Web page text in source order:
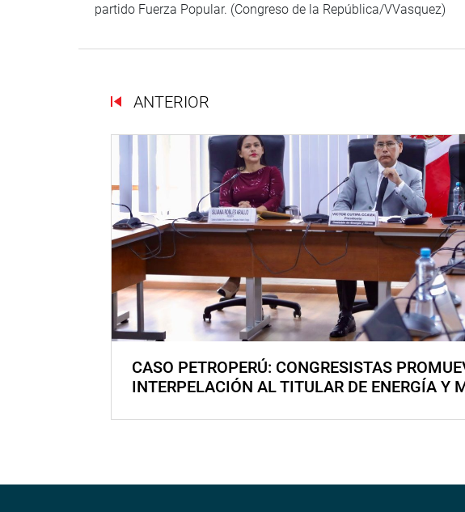
partido Fuerza Popular. (Congreso de la República/VVasquez)
ANTERIOR
CASO PETROPERÚ: CONGRESISTAS
INTERPELACIÓN AL TITULAR DE ENERGÍA Y